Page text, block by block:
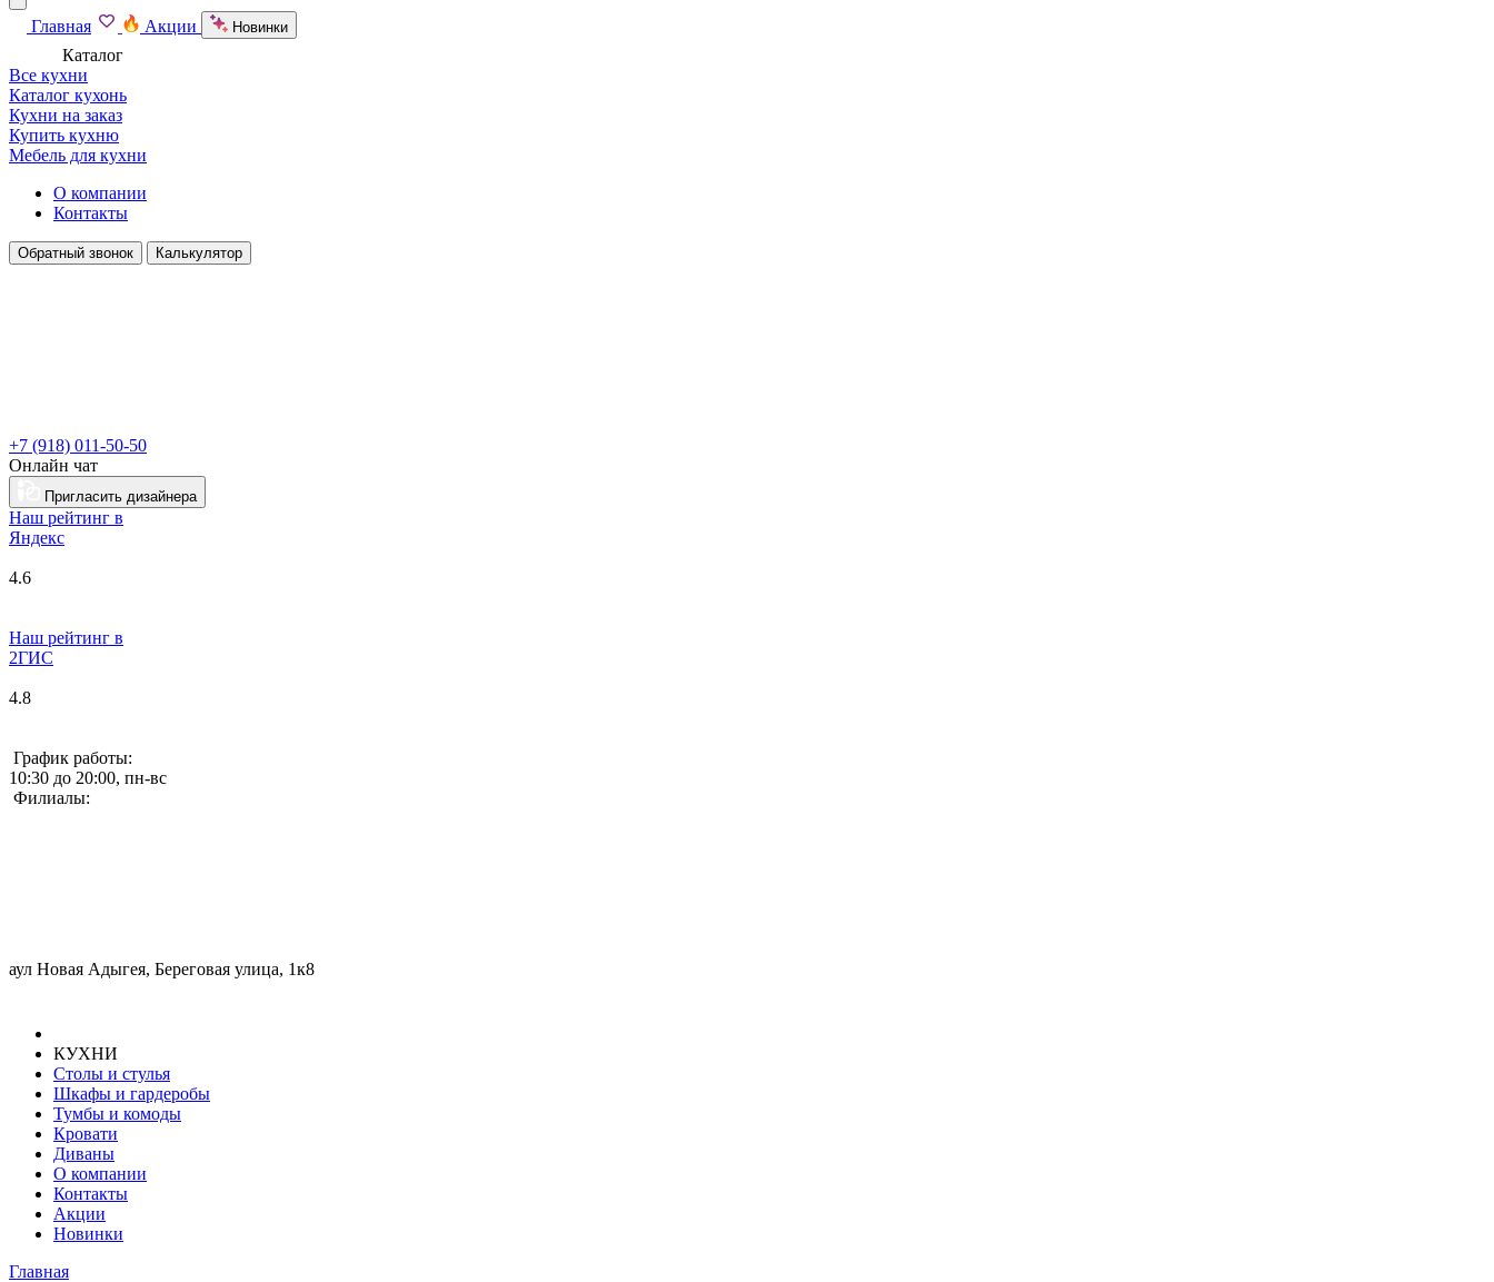
Главная Акции Новинки
Каталог
Все кухни
Каталог кухонь
Кухни на заказ
Купить кухню
Мебель для кухни
О компании
Контакты
Обратный звонок Калькулятор
+7 (918) 011-50-50
Онлайн чат
Пригласить дизайнера
Наш рейтинг в
Яндекс
4.6
Наш рейтинг в
2ГИС
4.8
График работы:
10:30 до 20:00, пн-вс
Филиалы:
аул Новая Адыгея, Береговая улица, 1к8
КУХНИ
Столы и стулья
Шкафы и гардеробы
Тумбы и комоды
Кровати
Диваны
О компании
Контакты
Акции
Новинки
Главная